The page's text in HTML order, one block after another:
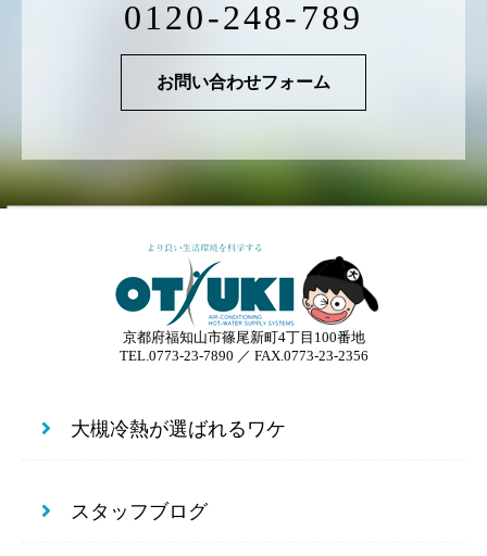
0120-248-789
お問い合わせフォーム
京都府福知山市篠尾新町4丁目100番地
TEL.0773-23-7890 ／ FAX.0773-23-2356
大槻冷熱が選ばれるワケ
スタッフブログ